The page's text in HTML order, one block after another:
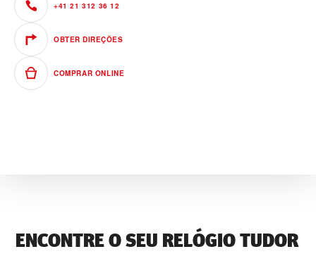
+41 21 312 36 12
OBTER DIREÇÕES
COMPRAR ONLINE
ENCONTRE O SEU RELÓGIO TUDOR